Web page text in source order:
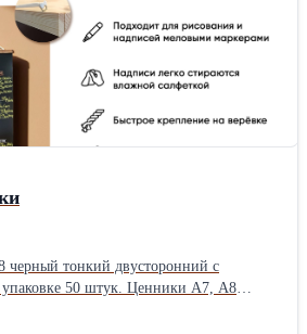
тонкий двусторонний с
50 штук. Ценники А7, А8
магазинов, заведений общепита,